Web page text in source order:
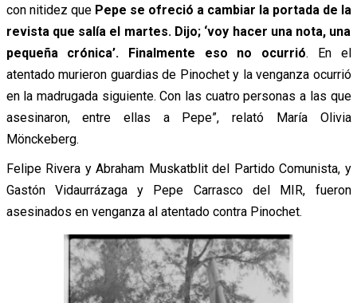
con nitidez que Pepe se ofreció a cambiar la portada de la
revista que salía el martes. Dijo; ‘voy hacer una nota, una
pequeña crónica’. Finalmente eso no ocurrió. En el
atentado murieron guardias de Pinochet y la venganza ocurrió
en la madrugada siguiente. Con las cuatro personas a las que
asesinaron, entre ellas a Pepe”, relató María Olivia
Mönckeberg.
Felipe Rivera y Abraham Muskatblit del Partido Comunista, y
Gastón Vidaurrázaga y Pepe Carrasco del MIR, fueron
asesinados en venganza al atentado contra Pinochet.